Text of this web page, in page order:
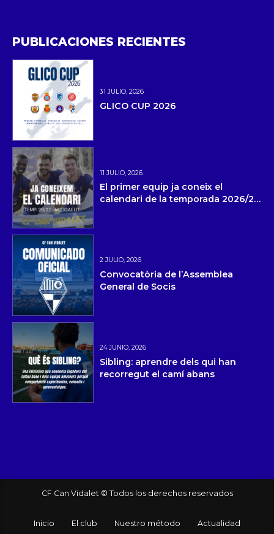
PUBLICACIONES RECIENTES
31 JULIO, 2026
GLICO CUP 2026
11 JULIO, 2026
El primer equip ja coneix el
calendari de la temporada 2026/27
2 JULIO, 2026
Convocatòria de l’Assemblea
General de Socis
24 JUNIO, 2026
Sibling: aprendre dels qui han
recorregut el camí abans
CF Can Vidalet © Todos los derechos reservados
Inicio El club Nuestro método
Actualidad